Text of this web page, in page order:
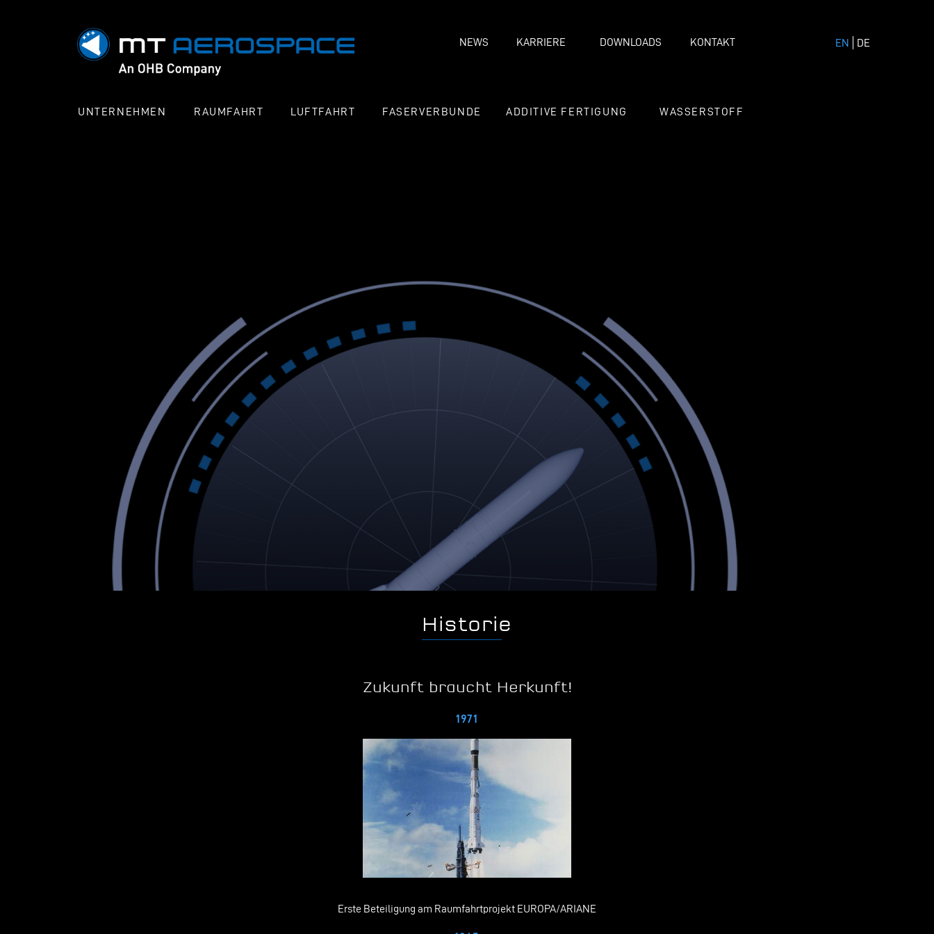
NEWS KARRIERE DOWNLOADS KONTAKT EN DE
UNTERNEHMEN RAUMFAHRT LUFTFAHRT FASERVERBUNDE ADDITIVE FERTIGUNG WASSERSTOFF
Historie
Zukunft braucht Herkunft!
1971
Erste Beteiligung am Raumfahrtprojekt EUROPA/ARIANE